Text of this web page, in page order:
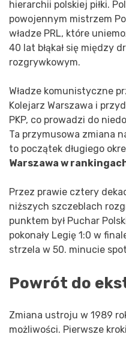
hierarchii polskiej piłki.
powojennym mistrzem
władze PRL, które
40 lat błąkał się między
rozgrywkowym.
Władze komunistyczne
Kolejarz Warszawa i
PKP, co prowadzi do
Ta przymusowa zmiana
to początek długiego
Warszawa w
Przez prawie cztery
niższych szczeblach
punktem był Puchar
pokonały Legię 1:0 w
strzela w 50. minucie
Powrót do
Zmiana ustroju w 1989
możliwości. Pierwsze